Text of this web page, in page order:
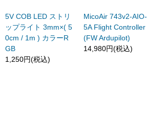
5V COB LED ストリ
ップライト 3mm×( 5
0cm / 1m ) カラーR
GB
1,250円(税込)
MicoAir 743v2-
5A Flight Controller
(FW Ardupilot)
14,980円(税込)